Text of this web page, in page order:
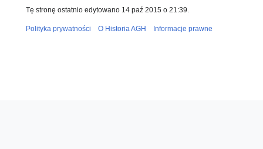
Tę stronę ostatnio edytowano 14 paź 2015 o 21:39.
Polityka prywatności O Historia AGH Informacje prawne